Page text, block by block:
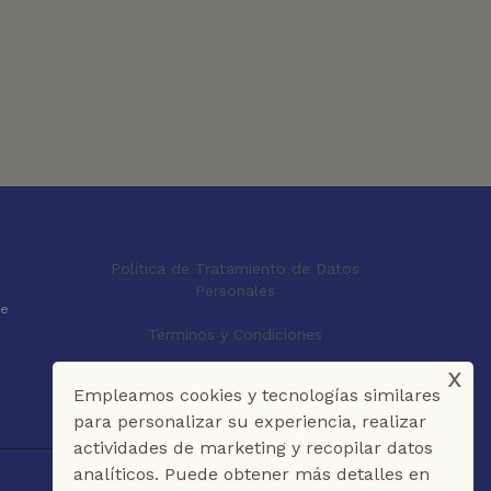
Política de Tratamiento de Datos
Personales
Términos y Condiciones
Empleamos cookies y tecnologías similares
para personalizar su experiencia, realizar
actividades de marketing y recopilar datos
analíticos. Puede obtener más detalles en
x